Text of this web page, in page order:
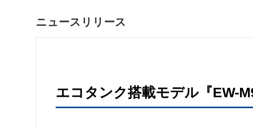
ニュースリリース
エコタンク搭載モデル『EW-